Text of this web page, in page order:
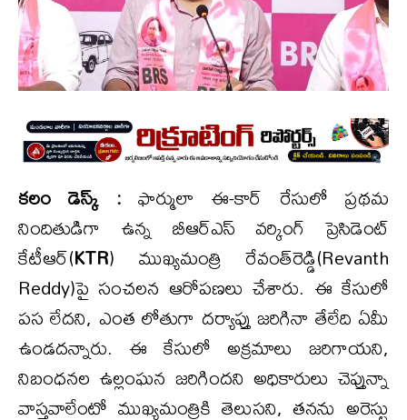
కలం డెస్క్ :ఫార్ములా ఈ-కార్ రేసులో ప్రథమ
నిందితుడిగా ఉన్న బీఆర్ఎస్ వర్కింగ్ ప్రెసిడెంట్
కేటీఆర్(KTR) ముఖ్యమంత్రి రేవంత్‌రెడ్డి(Revanth
Reddy)పై సంచలన ఆరోపణలు చేశారు. ఈ కేసులో
పస లేదని, ఎంత లోతుగా దర్యాప్తు జరిగినా తేలేది ఏమీ
ఉండదన్నారు. ఈ కేసులో అక్రమాలు జరిగాయని,
నిబంధనల ఉల్లంఘన జరిగిందని అధికారులు చెప్తున్నా
వాస్తవాలేంటో ముఖ్యమంత్రికి తెలుసని, తనను అరెస్టు